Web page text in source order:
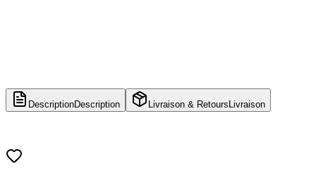
DescriptionDescription Livraison & Retours Livraison